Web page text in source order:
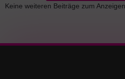
Keine weiteren Beiträge zum